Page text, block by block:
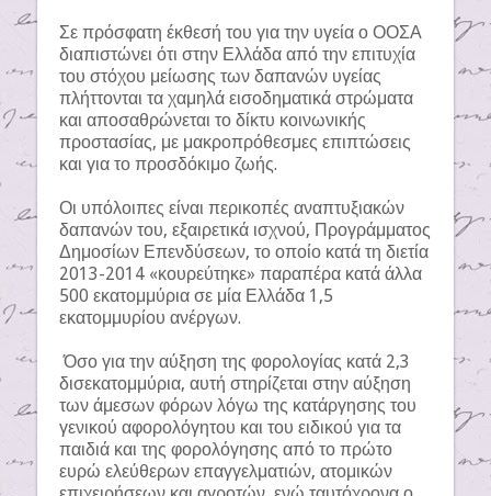
Σε πρόσφατη έκθεσή του για την υγεία ο ΟΟΣΑ
διαπιστώνει ότι στην Ελλάδα από την επιτυχία
του στόχου μείωσης των δαπανών υγείας
πλήττονται τα χαμηλά εισοδηματικά στρώματα
και αποσαθρώνεται το δίκτυ κοινωνικής
προστασίας, με μακροπρόθεσμες επιπτώσεις
και για το προσδόκιμο ζωής.
Οι υπόλοιπες είναι περικοπές αναπτυξιακών
δαπανών του, εξαιρετικά ισχνού, Προγράμματος
Δημοσίων Επενδύσεων, το οποίο κατά τη διετία
2013-2014 «κουρεύτηκε» παραπέρα κατά άλλα
500 εκατομμύρια σε μία Ελλάδα 1,5
εκατομμυρίου ανέργων.
Όσο για την αύξηση της φορολογίας κατά 2,3
δισεκατομμύρια, αυτή στηρίζεται στην αύξηση
των άμεσων φόρων λόγω της κατάργησης του
γενικού αφορολόγητου και του ειδικού για τα
παιδιά και της φορολόγησης από το πρώτο
ευρώ ελεύθερων επαγγελματιών, ατομικών